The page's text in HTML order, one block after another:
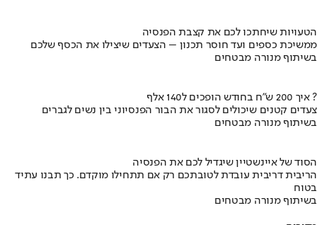
הטעויות שיחתכו לכם את קצבת הפנסיה
ממשיכת כספים ועד חוסר תכנון – הצעדים שיצילו את הכסף שלכם
בשיתוף מנורה מבטחים
איך 200 ש"ח בחודש הופכים ל140 אלף ?
צעדים קטנים שיכולים לסגור את הבור הפנסיוני בין נשים לגברים
בשיתוף מנורה מבטחים
הסוד של איינשטיין שיגדיל לכם את הפנסיה
הריבית דריבית עובדת לטובתכם רק אם תתחילו מוקדם. כך תבנו עתיד
בטוח
בשיתוף מנורה מבטחים